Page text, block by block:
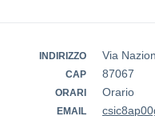
INDIRIZZO Via
CAP 87067
ORARI Orario
EMAIL